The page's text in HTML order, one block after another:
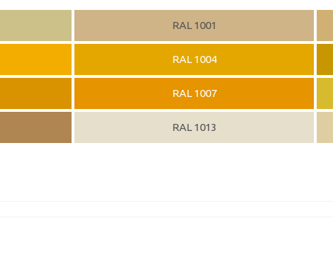
RAL 1001
RAL 1004
RAL 1007
RAL 1013